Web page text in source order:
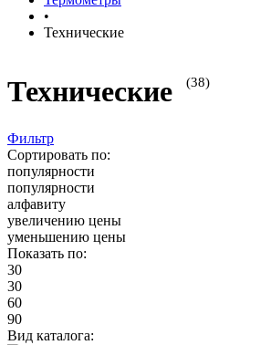
•
Технические
Технические (38)
Фильтр
Сортировать по:
популярности
популярности
алфавиту
увеличению цены
уменьшению цены
Показать по:
30
30
60
90
Вид каталога: